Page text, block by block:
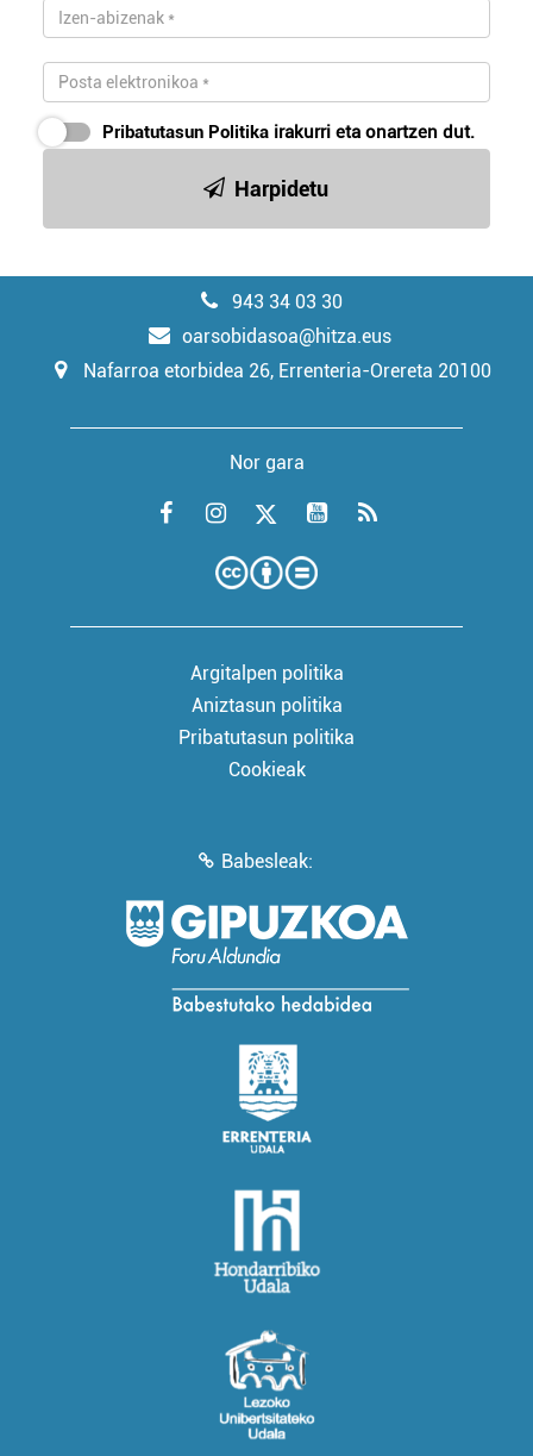
Pribatutasun Politika irakurri eta onartzen dut.
Harpidetu
943 34 03 30
oarsobidasoa@hitza.eus
Nafarroa etorbidea 26, Errenteria-Orereta 20100
Nor gara
Argitalpen politika
Aniztasun politika
Pribatutasun politika
Cookieak
Babesleak: